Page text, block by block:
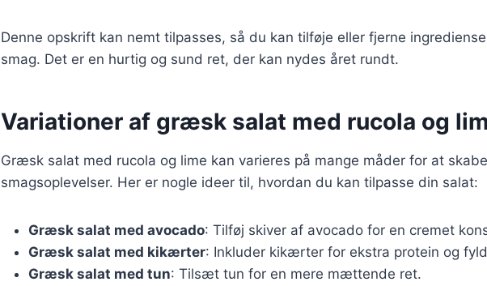
Denne opskrift kan nemt tilpasses, så du kan tilføje eller fjerne
smag. Det er en hurtig og sund ret, der kan nydes året rundt.
Variationer af græsk salat med rucola og
Græsk salat med rucola og lime kan varieres på mange måder for at
smagsoplevelser. Her er nogle ideer til, hvordan du kan tilpasse din salat:
Græsk salat med avocado: Tilføj skiver af avocado for en cremet
Græsk salat med kikærter: Inkluder kikærter for ekstra protein og
Græsk salat med tun: Tilsæt tun for en mere mættende ret.